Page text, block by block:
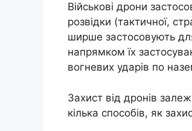
Військові дрони
розвідки (тактичної,
ширше застосовують
напрямком їх
вогневих ударів по
Захист від дронів
кілька способів, як